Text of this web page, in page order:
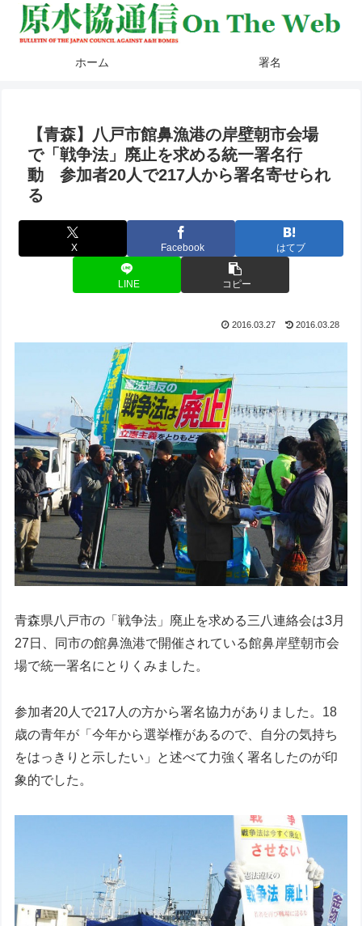
ホーム 署名
【青森】八戸市館鼻漁港の岸壁朝市会場
で「戦争法」廃止を求める統一署名行
動 参加者20人で217人から署名寄せられ
る
X Facebook はてブ
LINE コピー
2016.03.27 2016.03.28
青森県八戸市の「戦争法」廃止を求める三八連絡会は3月
27日、同市の館鼻漁港で開催されている館鼻岸壁朝市会
場で統一署名にとりくみました。
参加者20人で217人の方から署名協力がありました。18
歳の青年が「今年から選挙権があるので、自分の気持ち
をはっきりと示したい」と述べて力強く署名したのが印
象的でした。